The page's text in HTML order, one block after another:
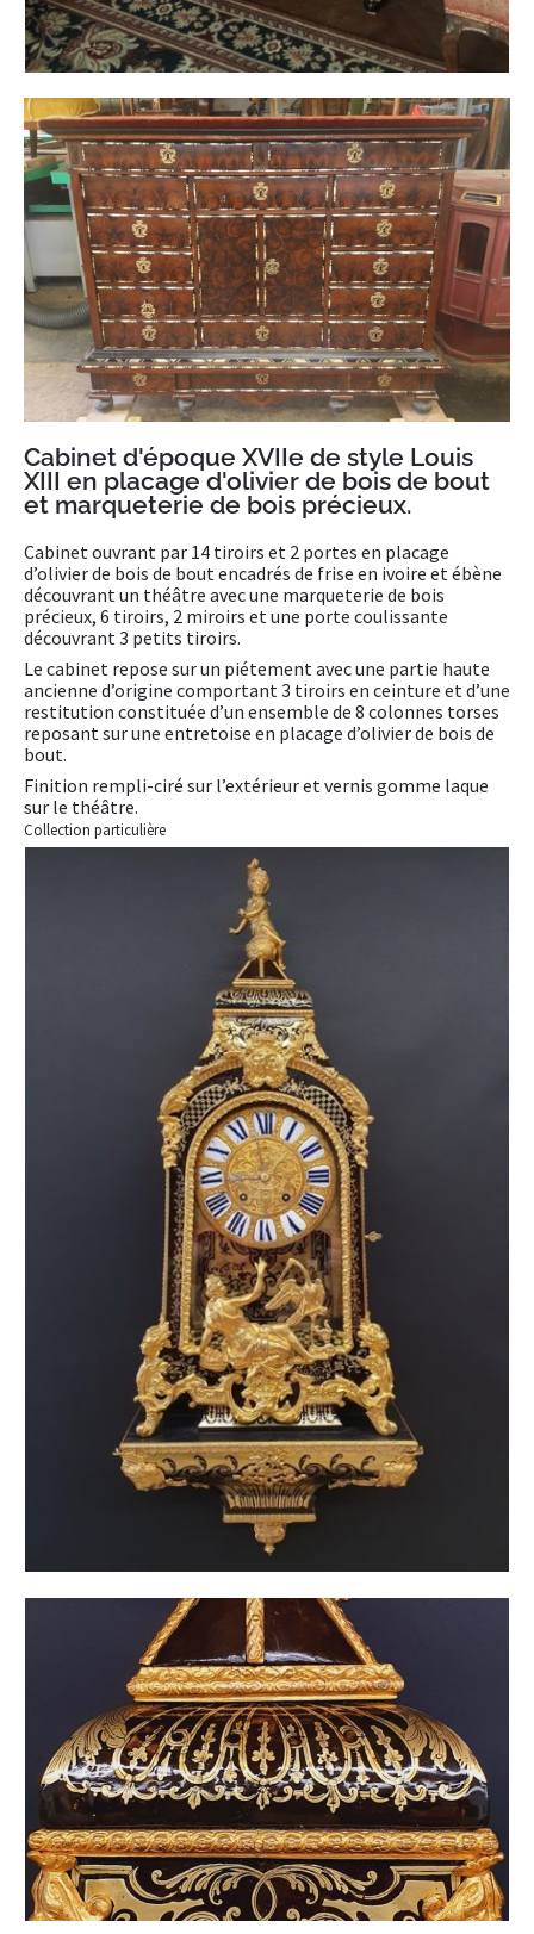
Cabinet d'époque XVIIe de style Louis
XIII en placage d'olivier de bois de bout
et marqueterie de bois précieux.
Cabinet ouvrant par 14 tiroirs et 2 portes en placage
d’olivier de bois de bout encadrés de frise en ivoire et ébène
découvrant un théâtre avec une marqueterie de bois
précieux, 6 tiroirs, 2 miroirs et une porte coulissante
découvrant 3 petits tiroirs.
Le cabinet repose sur un piétement avec une partie haute
ancienne d’origine comportant 3 tiroirs en ceinture et d’une
restitution constituée d’un ensemble de 8 colonnes torses
reposant sur une entretoise en placage d’olivier de bois de
bout.
Finition rempli-ciré sur l’extérieur et vernis gomme laque
sur le théâtre.
Collection particulière